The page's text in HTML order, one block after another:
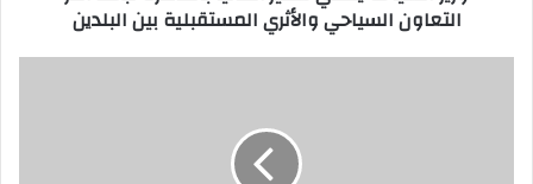
التعاون السياحي والأثري المستقبلية بين البلدين